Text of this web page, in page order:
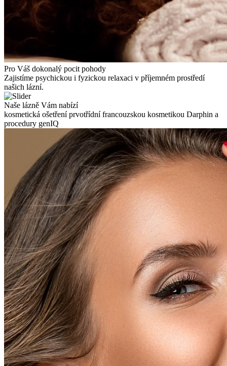
Pro Váš dokonalý pocit pohody
Zajistíme psychickou i fyzickou relaxaci v příjemném prostředí
našich lázní.
Naše lázně Vám nabízí
kosmetická ošetření prvotřídní francouzskou kosmetikou Darphin a
procedury genIQ